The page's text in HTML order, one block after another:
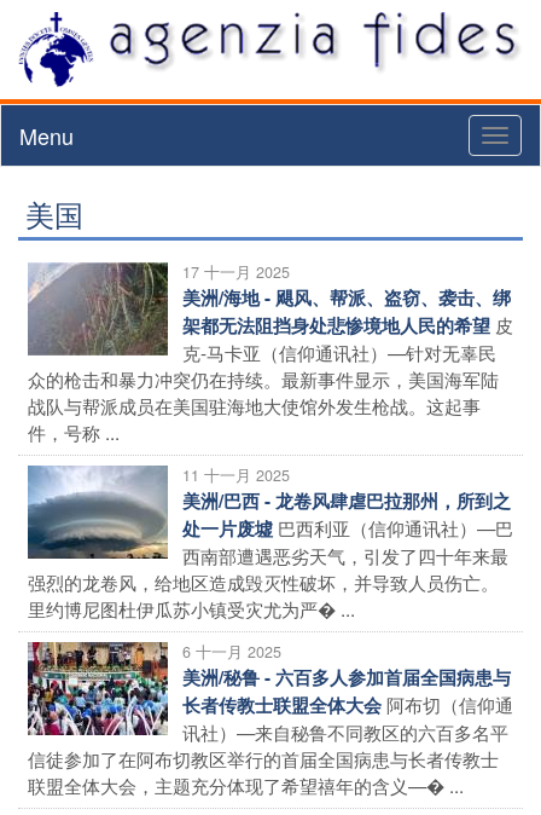
Menu
美国
17 十一月 2025
美洲/海地 - 飓风、帮派、盗窃、袭击、绑
架都无法阻挡身处悲惨境地人民的希望 皮
克-马卡亚（信仰通讯社）—针对无辜民
众的枪击和暴力冲突仍在持续。最新事件显示，美国海军陆
战队与帮派成员在美国驻海地大使馆外发生枪战。这起事
件，号称 ...
11 十一月 2025
美洲/巴西 - 龙卷风肆虐巴拉那州，所到之
处一片废墟 巴西利亚（信仰通讯社）—巴
西南部遭遇恶劣天气，引发了四十年来最
强烈的龙卷风，给地区造成毁灭性破坏，并导致人员伤亡。
里约博尼图杜伊瓜苏小镇受灾尤为严� ...
6 十一月 2025
美洲/秘鲁 - 六百多人参加首届全国病患与
长者传教士联盟全体大会阿布切（信仰通
讯社）—来自秘鲁不同教区的六百多名平
信徒参加了在阿布切教区举行的首届全国病患与长者传教士
联盟全体大会，主题充分体现了希望禧年的含义—� ...